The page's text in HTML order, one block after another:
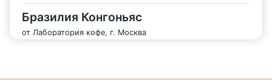
Бразилия Конгоньяс
от Лаборатория кофе, г. Москва